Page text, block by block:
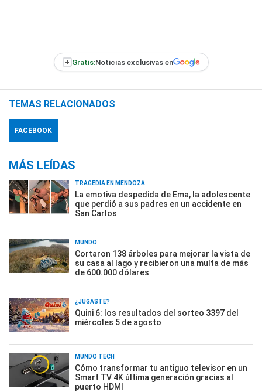
+ Gratis:Noticias exclusivas en
TEMAS RELACIONADOS
FACEBOOK
MÁS LEÍDAS
TRAGEDIA EN MENDOZA
La emotiva despedida de Ema, la adolescente
que perdió a sus padres en un accidente en
San Carlos
MUNDO
Cortaron 138 árboles para mejorar la vista de
su casa al lago y recibieron una multa de más
de 600.000 dólares
¿JUGASTE?
Quini 6: los resultados del sorteo 3397 del
miércoles 5 de agosto
MUNDO TECH
Cómo transformar tu antiguo televisor en un
Smart TV 4K última generación gracias al
puerto HDMI